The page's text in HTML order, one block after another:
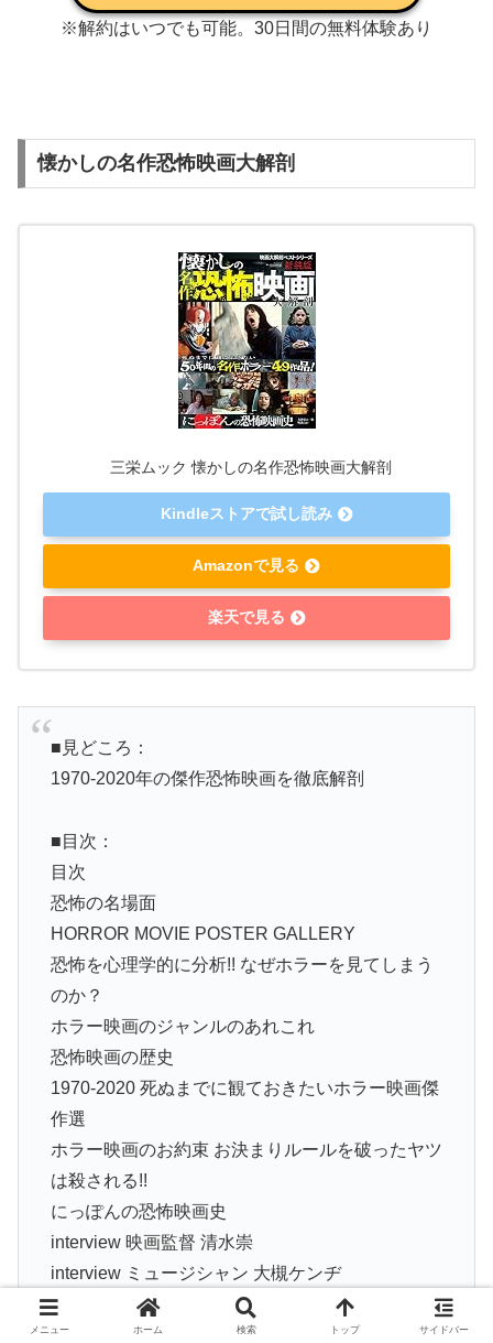
※解約はいつでも可能。30日間の無料体験あり
懐かしの名作恐怖映画大解剖
三栄ムック 懐かしの名作恐怖映画大解剖
Kindleストアで試し読み
Amazonで見る
楽天で見る
■見どころ：
1970-2020年の傑作恐怖映画を徹底解剖
■目次：
目次
恐怖の名場面
HORROR MOVIE POSTER GALLERY
恐怖を心理学的に分析!! なぜホラーを見てしまう
のか？
ホラー映画のジャンルのあれこれ
恐怖映画の歴史
1970-2020 死ぬまでに観ておきたいホラー映画傑
作選
ホラー映画のお約束 お決まりルールを破ったヤツ
は殺される!!
にっぽんの恐怖映画史
interview 映画監督 清水崇
interview ミュージシャン 大槻ケンヂ
おわりに endrollにかえて
奥付-amazonより引用
メニュー ホーム 検索 トップ サイドバー